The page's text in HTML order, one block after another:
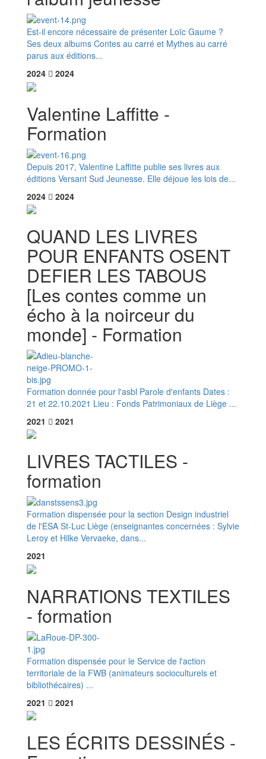
Est-il encore nécessaire de présenter Loïc Gaume ?
Ses deux albums Contes au carré et Mythes au carré
parus aux éditions...
2024
2024
Valentine Laffitte -
Formation
Depuis 2017, Valentine Laffitte publie ses livres aux
éditions Versant Sud Jeunesse. Elle déjoue les lois de...
2024
2024
QUAND LES LIVRES
POUR ENFANTS OSENT
DEFIER LES TABOUS
[Les contes comme un
écho à la noirceur du
monde] - Formation
Formation donnée pour l'asbl Parole d'enfants Dates :
21 et 22.10.2021 Lieu : Fonds Patrimoniaux de Liège ...
2021
2021
LIVRES TACTILES -
formation
Formation dispensée pour la section Design industriel
de l'ESA St-Luc Liège (enseignantes concernées : Sylvie
Leroy et Hilke Vervaeke, dans...
2021
NARRATIONS TEXTILES
- formation
Formation dispensée pour le Service de l'action
territoriale de la FWB (animateurs socioculturels et
bibliothécaires) ...
2021
2021
LES ÉCRITS DESSINÉS -